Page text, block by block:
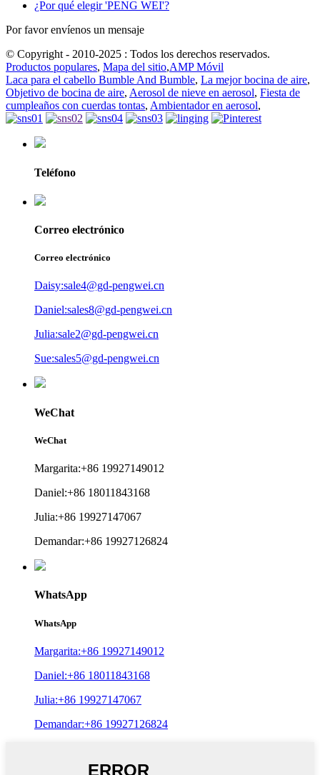
¿Por qué elegir 'PENG WEI'?
Por favor envíenos un mensaje
© Copyright - 2010-2025 : Todos los derechos reservados.
Productos populares, Mapa del sitio,AMP Móvil
Laca para el cabello Bumble And Bumble, La mejor bocina de aire,
Objetivo de bocina de aire, Aerosol de nieve en aerosol, Fiesta de
cumpleaños con cuerdas tontas, Ambientador en aerosol,
Teléfono
Correo electrónico
Correo electrónico
Daisy:sale4@gd-pengwei.cn
Daniel:sales8@gd-pengwei.cn
Julia:sale2@gd-pengwei.cn
Sue:sales5@gd-pengwei.cn
WeChat
WeChat
Margarita:+86 19927149012
Daniel:+86 18011843168
Julia:+86 19927147067
Demandar:+86 19927126824
WhatsApp
WhatsApp
Margarita:+86 19927149012
Daniel:+86 18011843168
Julia:+86 19927147067
Demandar:+86 19927126824